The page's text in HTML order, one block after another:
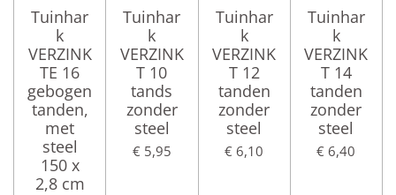
Tuinhar
k
VERZINK
TE 16
gebogen
tanden,
met
steel
150 x
2,8 cm
Tuinhar
k
VERZINK
T 10
tands
zonder
steel
€ 5,95
Tuinhar
k
VERZINK
T 12
tanden
zonder
steel
€ 6,10
Tuinhar
k
VERZINK
T 14
tanden
zonder
steel
€ 6,40